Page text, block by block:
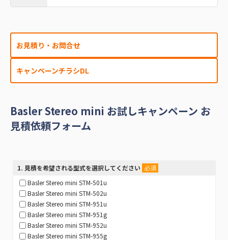
お見積り・お問合せ
キャンペーンチラシDL
Basler Stereo mini お試しキャンペーン お
見積依頼フォーム
1. 見積を希望される型式を選択してください 必須
Basler Stereo mini STM-501u
Basler Stereo mini STM-502u
Basler Stereo mini STM-951u
Basler Stereo mini STM-951g
Basler Stereo mini STM-952u
Basler Stereo mini STM-955g